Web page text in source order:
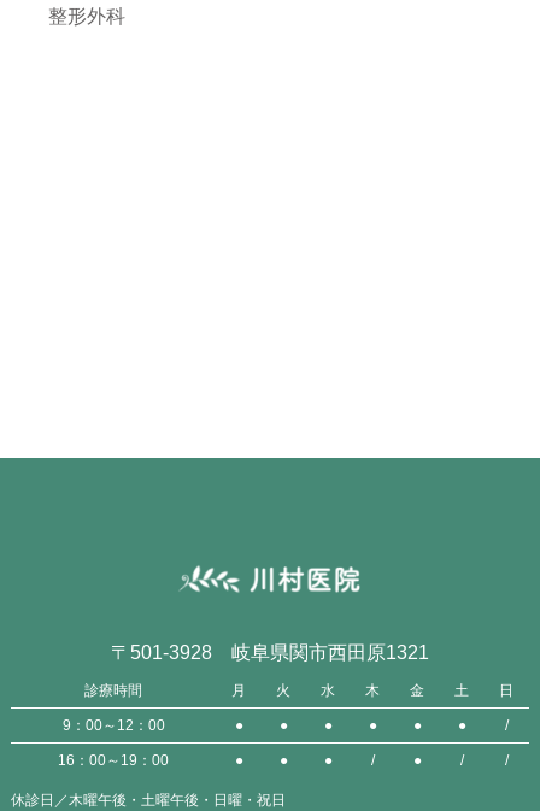
整形外科
〒501-3928 岐阜県関市西田原1321
診療時間 月 火 水 木 金 土 日
9：00～12：00 ● ● ● ● ● ● /
16：00～19：00 ● ● ● / ● / /
休診日／木曜午後・土曜午後・日曜・祝日